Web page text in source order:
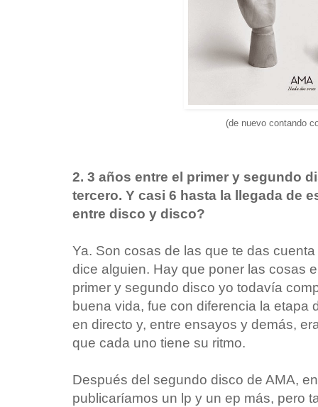
(de nuevo contando con el
2. 3 años entre el primer y segundo d
tercero. Y casi 6 hasta la llegada de
entre disco y disco?
Ya. Son cosas de las que te das
dice alguien. Hay que poner las cosas
primer y segundo disco yo todavía
buena vida, fue con diferencia la etapa
en directo y, entre ensayos y demás,
que cada uno tiene su ritmo.
Después del segundo disco de AMA,
publicaríamos un lp y un ep más, pero